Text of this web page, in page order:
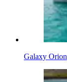
Galaxy Orion